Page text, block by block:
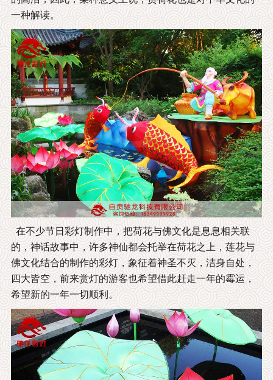
一种解读。
在不少节日彩灯制作中，把荷花与佛文化是息息相关联
的，神话故事中，许多神仙都会托举在荷花之上，莲花与
佛文化结合的制作的彩灯，象征着神圣不灭，洁身自处，
四大皆空，前来赏灯的游客也希望借此赶走一年的霉运，
希望新的一年一切顺利。